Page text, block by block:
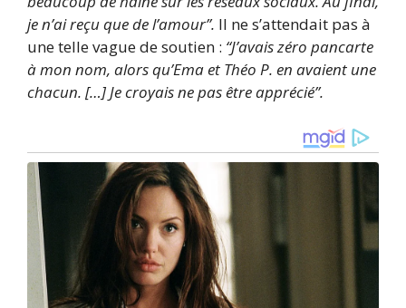
je n’ai reçu que de l’amour”. Il ne s’attendait pas à
une telle vague de soutien : “J’avais zéro pancarte
à mon nom, alors qu’Ema et Théo P. en avaient une
chacun. […] Je croyais ne pas être apprécié”.